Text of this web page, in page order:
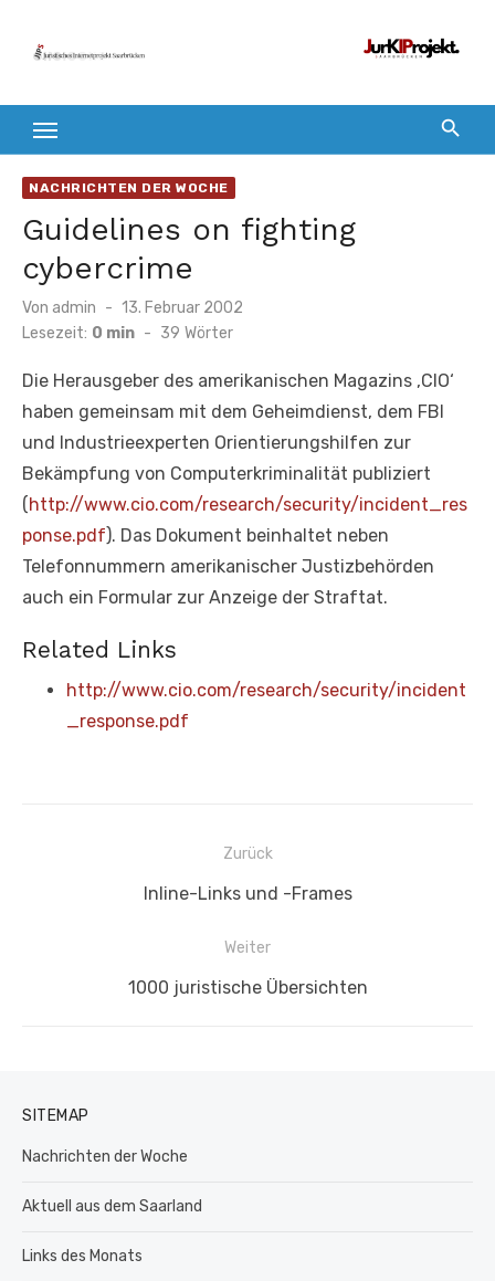
Inhalt
NACHRICHTEN DER WOCHE
Guidelines on fighting
cybercrime
Von admin
Veröffentlicht
am
13. Februar 2002
Lesezeit: 0 min - 39 Wörter
Die Herausgeber des amerikanischen Magazins ‚CIO‘
haben gemeinsam mit dem Geheimdienst, dem FBI
und Industrieexperten Orientierungshilfen zur
Bekämpfung von Computerkriminalität publiziert
(http://www.cio.com/research/security/incident_res
ponse.pdf). Das Dokument beinhaltet neben
Telefonnummern amerikanischer Justizbehörden
auch ein Formular zur Anzeige der Straftat.
Related Links
http://www.cio.com/research/security/incident
_response.pdf
Beitragsnavigation
Zurück
Vorheriger
Inline-Links und -Frames
Weiter
Nächster
1000 juristische Übersichten
SITEMAP
Nachrichten der Woche
Aktuell aus dem Saarland
Links des Monats